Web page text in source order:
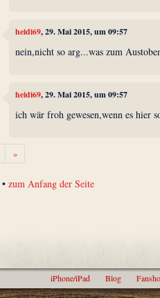
heidi69, 29. Mai 2015, um 09:57
nein,nicht so arg...was zum
heidi69, 29. Mai 2015, um 09:57
ich wär froh gewesen,wenn es hier
»Weiter
•zum Anfang der Seite
iPhone/iPad Blog